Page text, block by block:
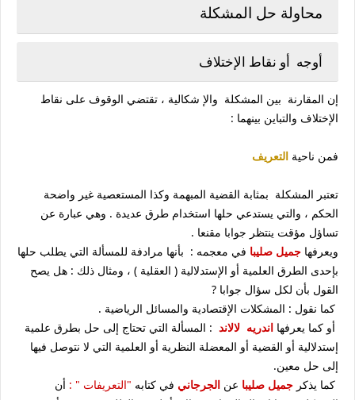
محاولة حل المشكلة
أوجه أو نقاط الإختلاف
إن المقارنة بين المشكلة والإ شكالية ، تقتضي الوقوف على نقاط
الإختلاف والتباين بينهما :
فمن ناحية التعريف
تعتبر المشكلة بمثابة القضية المبهمة وكذا المستعصية غير واضحة
الحكم ، والتي يستدعي حلها استخدام طرق عديدة . وهي عبارة عن
تساؤل مؤقت ينتظر جوابا مقنعا .
ويعرفها جميل صليبا في معجمه : بأنها مرادفة للمسألة التي يطلب حلها
بإحدى الطرق العلمية أو الإستدلالية ( العقلية ) ، ومثال ذلك : هل يصح
القول بأن لكل سؤال جوابا ?
كما نقول : المشكلات الإقتصادية والمسائل الرياضية .
أو كما يعرفها اندريه لالاند : المسألة التي تحتاج إلى حل بطرق علمية
إستدلالية أو القضية أو المعضلة النظرية أو العلمية التي لا نتوصل فيها
إلى حل معين.
كما يذكر جميل صليبا عن الجرجاني في كتابه "التعريفات " : أن